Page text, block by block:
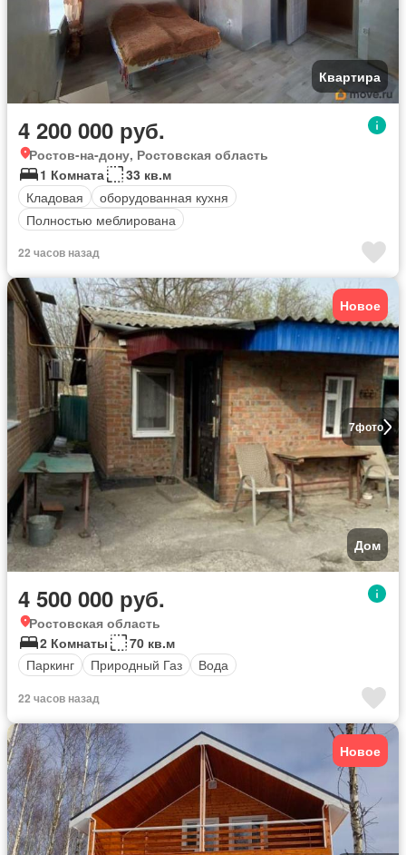
Квартира
4 200 000 руб.
Ростов-на-дону, Ростовская область
1 Комната
33 кв.м
Кладовая
оборудованная кухня
Полностью меблирована
22 часов назад
7фото
Новое
Дом
4 500 000 руб.
Ростовская область
2 Комнаты
70 кв.м
Паркинг
Природный Газ Вода
22 часов назад
Новое